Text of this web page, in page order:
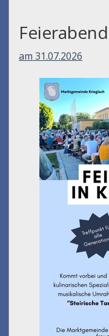
am 31.07.2026